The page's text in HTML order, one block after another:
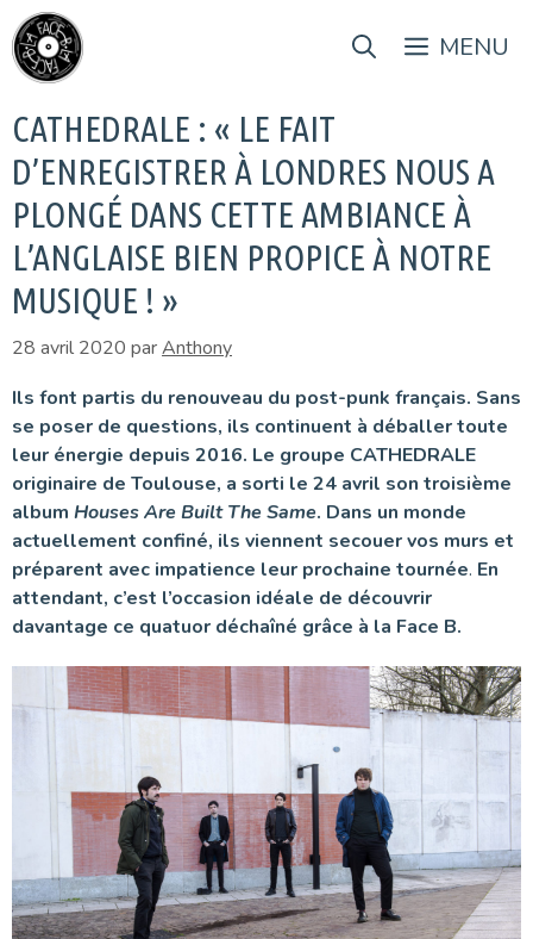
Aller
au
contenu
MENU
CATHEDRALE : « LE FAIT
D’ENREGISTRER À LONDRES NOUS A
PLONGÉ DANS CETTE AMBIANCE À
L’ANGLAISE BIEN PROPICE À NOTRE
MUSIQUE ! »
28 avril 2020 parAnthony
Ils font partis du renouveau du post-punk français. Sans
se poser de questions, ils continuent à déballer toute
leur énergie depuis 2016. Le groupe CATHEDRALE
originaire de Toulouse, a sorti le 24 avril son troisième
album Houses Are Built The Same. Dans un monde
actuellement confiné, ils viennent secouer vos murs et
préparent avec impatience leur prochaine tournée. En
attendant, c’est l’occasion idéale de découvrir
davantage ce quatuor déchaîné grâce à la Face B.